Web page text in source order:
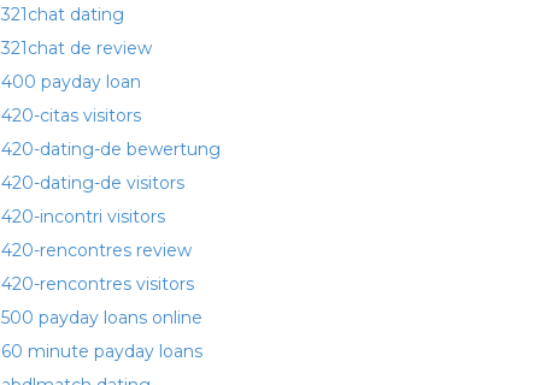
321chat dating
321chat de review
400 payday loan
420-citas visitors
420-dating-de bewertung
420-dating-de visitors
420-incontri visitors
420-rencontres review
420-rencontres visitors
500 payday loans online
60 minute payday loans